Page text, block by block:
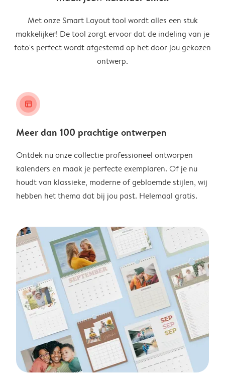
Met onze Smart Layout tool wordt alles een stuk
makkelijker! De tool zorgt ervoor dat de indeling van je
foto's perfect wordt afgestemd op het door jou gekozen
ontwerp.
layout_alt
Meer dan 100 prachtige ontwerpen
Ontdek nu onze collectie professioneel ontworpen
kalenders en maak je perfecte exemplaren. Of je nu
houdt van klassieke, moderne of gebloemde stijlen, wij
hebben het thema dat bij jou past. Helemaal gratis.